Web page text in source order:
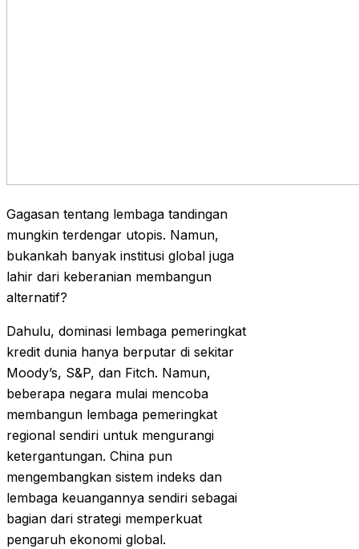
Gagasan tentang lembaga tandingan
mungkin terdengar utopis. Namun,
bukankah banyak institusi global juga
lahir dari keberanian membangun
alternatif?
Dahulu, dominasi lembaga pemeringkat
kredit dunia hanya berputar di sekitar
Moody’s, S&P, dan Fitch. Namun,
beberapa negara mulai mencoba
membangun lembaga pemeringkat
regional sendiri untuk mengurangi
ketergantungan. China pun
mengembangkan sistem indeks dan
lembaga keuangannya sendiri sebagai
bagian dari strategi memperkuat
pengaruh ekonomi global.